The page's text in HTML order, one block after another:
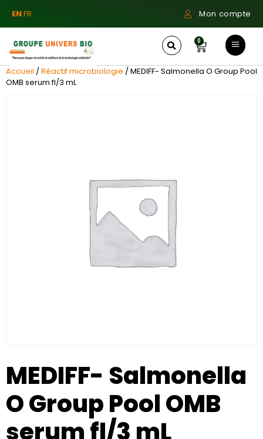
ENFR Mon compte
0
Accueil /Réactif microbiologie / MEDIFF- Salmonella O Group Pool
OMB serum fl/3 mL
MEDIFF- Salmonella
O Group Pool OMB
serum fl/3 mL